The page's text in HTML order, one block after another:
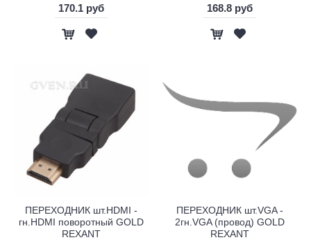
170.1 руб 168.8 руб
ПЕРЕХОДНИК шт.HDMI -
гн.HDMI поворотный GOLD
REXANT
ПЕРЕХОДНИК шт.VGA -
2гн.VGA (провод) GOLD
REXANT